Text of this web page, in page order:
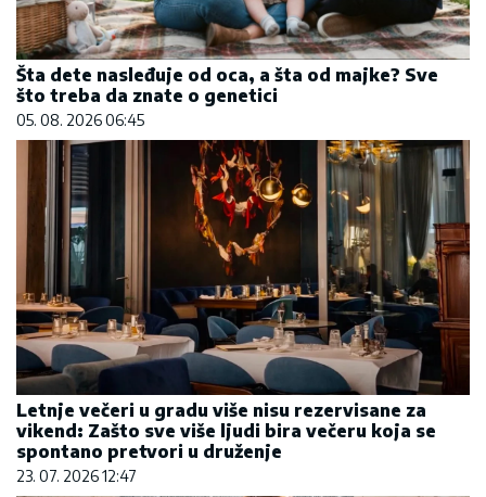
Šta dete nasleđuje od oca, a šta od majke? Sve
što treba da znate o genetici
05. 08. 2026 06:45
Letnje večeri u gradu više nisu rezervisane za
vikend: Zašto sve više ljudi bira večeru koja se
spontano pretvori u druženje
23. 07. 2026 12:47